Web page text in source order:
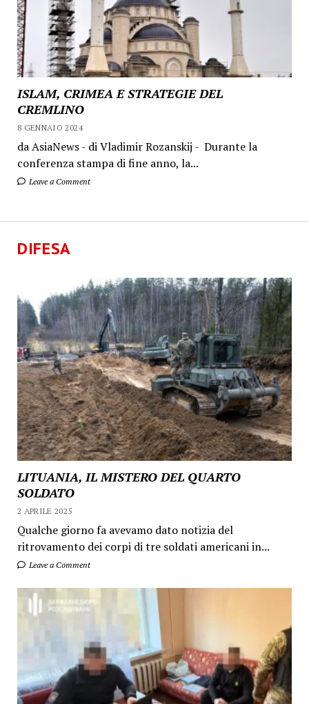
ISLAM, CRIMEA E STRATEGIE DEL
CREMLINO
8 GENNAIO 2024
da AsiaNews - di Vladimir Rozanskij - Durante la
conferenza stampa di fine anno, la...
Leave a Comment
DIFESA
LITUANIA, IL MISTERO DEL QUARTO
SOLDATO
2 APRILE 2025
Qualche giorno fa avevamo dato notizia del
ritrovamento dei corpi di tre soldati americani in...
Leave a Comment